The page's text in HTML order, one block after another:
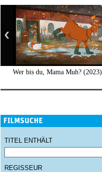
Wer bis du, Mama Muh? (2023)
FILMSUCHE
TITEL ENTHÄLT
REGISSEUR